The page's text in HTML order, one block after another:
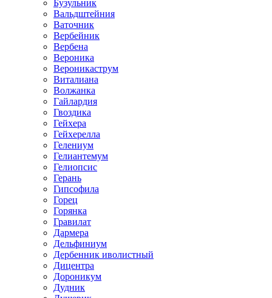
Бузульник
Вальдштейния
Ваточник
Вербейник
Вербена
Вероника
Вероникаструм
Виталиана
Волжанка
Гайлардия
Гвоздика
Гейхера
Гейхерелла
Гелениум
Гелиантемум
Гелиопсис
Герань
Гипсофила
Горец
Горянка
Гравилат
Дармера
Дельфиниум
Дербенник иволистный
Дицентра
Дороникум
Дудник